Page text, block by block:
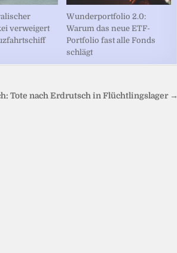
verweigert
Wunderportfolio 2.0:
Warum das neue ETF-
Portfolio fast alle Fonds
schlägt
Tote nach Erdrutsch in Flüchtlingslager →